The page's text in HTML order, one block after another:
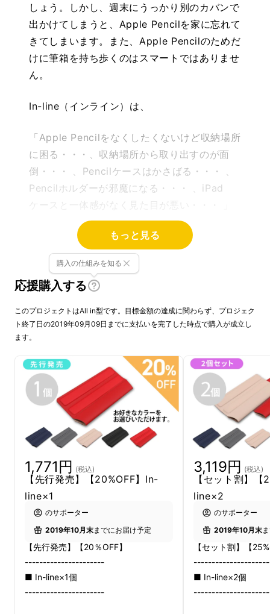
しょう。しかし、週末にうっかり別のカバンで
出かけてしまうと、Apple Pencilを家に忘れて
きてしまいます。また、Apple Pencilのためだ
けに筆箱を持ち歩くのはスマートではありませ
ん。
In-line（インライン）は、
「Apple Pencilをなくしたくないけど収納場所
に困る・・・、収納場所から取り出すのが面
倒・・・ 、Pencilケースはかさばる・・・ 、
Pencilホルダーが邪魔になる・・・ 、iPad
ケースと一体感がなく見た目が悪い・・・ 」
というApple Pencilユーザーの悩みを解決する
ために開発されました。
In-line は、iPadケースに 簡単に取り付けて使
にIn-lineに内蔵されている
マグネットを利用し
て簡単に折りたたむことができます。Apple純
もっと見る
応援購入する
購入の仕組みを知る
このプロジェクトはAll in型です。目標金額の達成に関わらず、プロジェク
ト終了日の2019年09月09日までに支払いを完了した時点で購入が成立し
ます。
1,771円 (税込)
【先行発売】【20%OFF】In-
line×1
のサポーター
2019年10月末までにお届け予定
【先行発売】【20％OFF】
----------------------
■ In-line×1個
----------------------
3,119円 (税込)
【セット割】
line×2
のサポーター
2019年10月末
【セット割】【
■ In-line×2個